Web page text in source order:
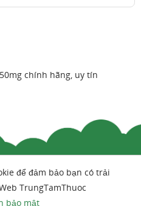
chính hãng, uy tín
để đảm bảo bạn có trải
TrungTamThuoc
bảo mật